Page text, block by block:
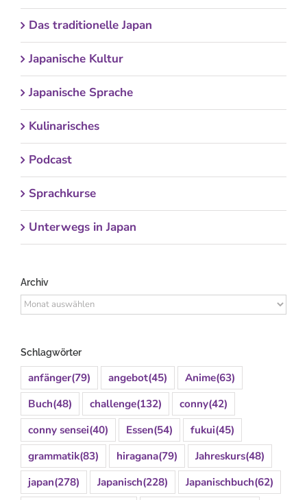
Das traditionelle Japan
Japanische Kultur
Japanische Sprache
Kulinarisches
Podcast
Sprachkurse
Unterwegs in Japan
Archiv
Archiv
Schlagwörter
anfänger(79) angebot(45) Anime(63)
Buch(48) challenge(132) conny(42)
conny sensei(40) Essen(54) fukui(45)
grammatik(83) hiragana(79) Jahreskurs(48)
japan(278) Japanisch(228) Japanischbuch(62)